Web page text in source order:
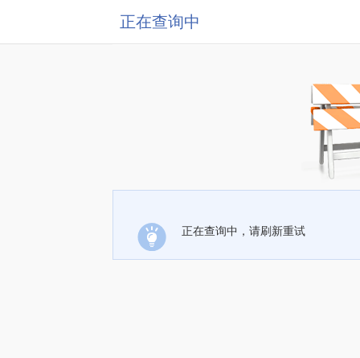
正在查询中
正在查询中，请刷新重试